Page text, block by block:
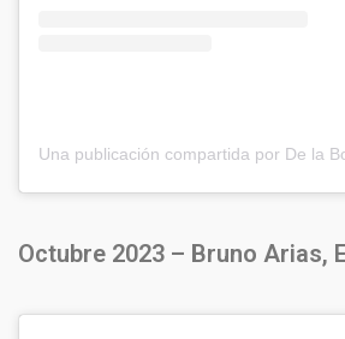
Octubre 2023 – Bruno Arias,